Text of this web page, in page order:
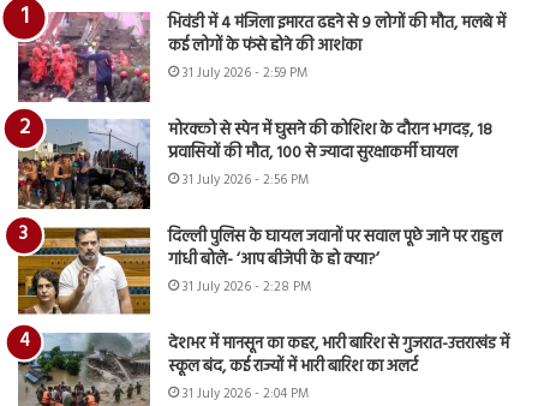
भिवंडी में 4 मंजिला इमारत ढहने से 9 लोगों की मौत, मलबे में
कई लोगों के फंसे होने की आशंका
31 July 2026 - 2:59 PM
मोरक्को से स्पेन में घुसने की कोशिश के दौरान भगदड़, 18
प्रवासियों की मौत, 100 से ज्यादा सुरक्षाकर्मी घायल
31 July 2026 - 2:56 PM
दिल्ली पुलिस के घायल जवानों पर सवाल पूछे जाने पर राहुल
गांधी बोले- ‘आप बीजेपी के हो क्या?’
31 July 2026 - 2:28 PM
देशभर में मानसून का कहर, भारी बारिश से गुजरात-उत्तराखंड में
स्कूल बंद, कई राज्यों में भारी बारिश का अलर्ट
31 July 2026 - 2:04 PM